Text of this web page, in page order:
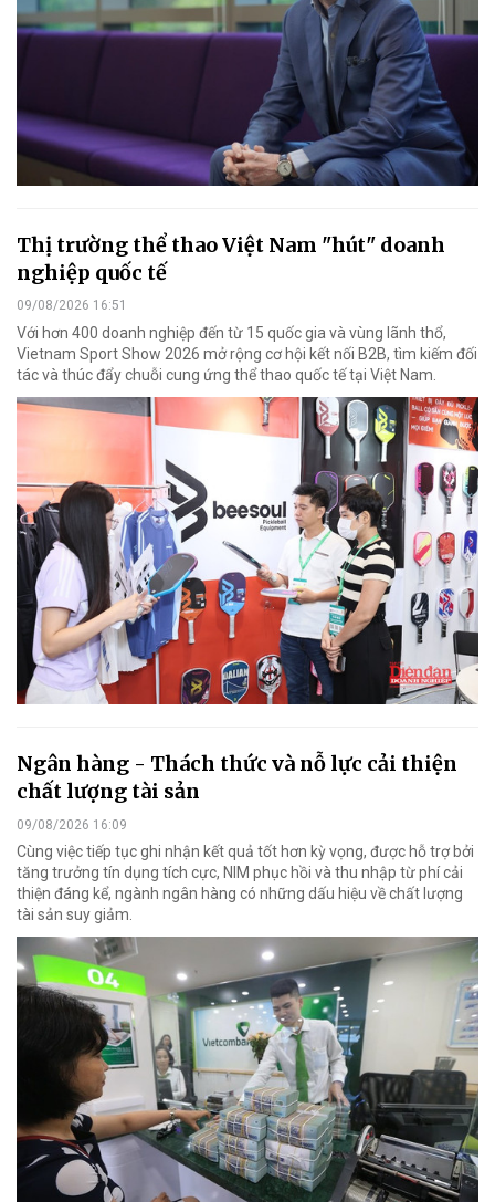
Thị trường thể thao Việt Nam "hút" doanh
nghiệp quốc tế
09/08/2026 16:51
Với hơn 400 doanh nghiệp đến từ 15 quốc gia và vùng lãnh thổ,
Vietnam Sport Show 2026 mở rộng cơ hội kết nối B2B, tìm kiếm đối
tác và thúc đẩy chuỗi cung ứng thể thao quốc tế tại Việt Nam.
Ngân hàng - Thách thức và nỗ lực cải thiện
chất lượng tài sản
09/08/2026 16:09
Cùng việc tiếp tục ghi nhận kết quả tốt hơn kỳ vọng, được hỗ trợ bởi
tăng trưởng tín dụng tích cực, NIM phục hồi và thu nhập từ phí cải
thiện đáng kể, ngành ngân hàng có những dấu hiệu về chất lượng
tài sản suy giảm.